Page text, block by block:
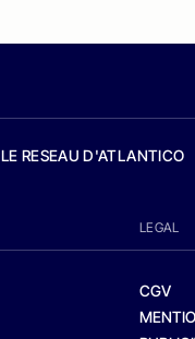
LE RESEAU D'ATLANTICO
LEGAL
CGV